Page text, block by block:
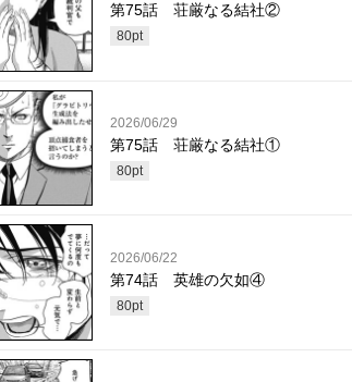
第75話 荘厳なる結社②
80pt
2026/06/29
第75話 荘厳なる結社①
80pt
2026/06/22
第74話 英雄の欠如④
80pt